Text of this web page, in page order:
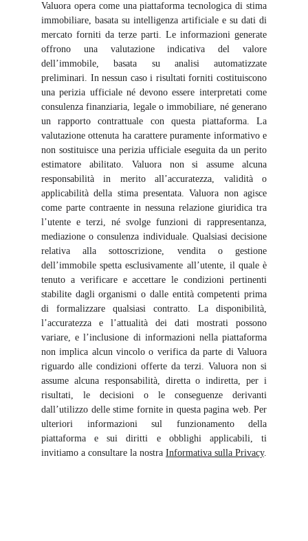
Valuora opera come una piattaforma tecnologica di stima
immobiliare, basata su intelligenza artificiale e su dati di
mercato forniti da terze parti. Le informazioni generate
offrono una valutazione indicativa del valore
dell’immobile, basata su analisi automatizzate
preliminari. In nessun caso i risultati forniti costituiscono
una perizia ufficiale né devono essere interpretati come
consulenza finanziaria, legale o immobiliare, né generano
un rapporto contrattuale con questa piattaforma. La
valutazione ottenuta ha carattere puramente informativo e
non sostituisce una perizia ufficiale eseguita da un perito
estimatore abilitato. Valuora non si assume alcuna
responsabilità in merito all’accuratezza, validità o
applicabilità della stima presentata. Valuora non agisce
come parte contraente in nessuna relazione giuridica tra
l’utente e terzi, né svolge funzioni di rappresentanza,
mediazione o consulenza individuale. Qualsiasi decisione
relativa alla sottoscrizione, vendita o gestione
dell’immobile spetta esclusivamente all’utente, il quale è
tenuto a verificare e accettare le condizioni pertinenti
stabilite dagli organismi o dalle entità competenti prima
di formalizzare qualsiasi contratto. La disponibilità,
l’accuratezza e l’attualità dei dati mostrati possono
variare, e l’inclusione di informazioni nella piattaforma
non implica alcun vincolo o verifica da parte di Valuora
riguardo alle condizioni offerte da terzi. Valuora non si
assume alcuna responsabilità, diretta o indiretta, per i
risultati, le decisioni o le conseguenze derivanti
dall’utilizzo delle stime fornite in questa pagina web. Per
ulteriori informazioni sul funzionamento della
piattaforma e sui diritti e obblighi applicabili, ti
invitiamo a consultare la nostra Informativa sulla Privacy.